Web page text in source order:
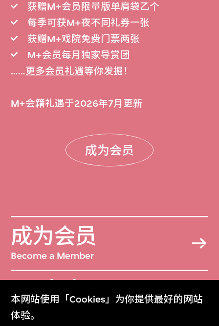
本网站使用「Cookies」为你提供最好的网站
体验。
获赠M+会员限量版单肩袋乙个
每季可获M+夜不同礼券一张
获赠M+戏院免费门票两张
M+会员每月独家导赏团
……更多会员礼遇等你发掘！
M+会籍礼遇于2026年7月更新
成为会员
成为会员
Become a Member
M+杂志
M+ Magazine